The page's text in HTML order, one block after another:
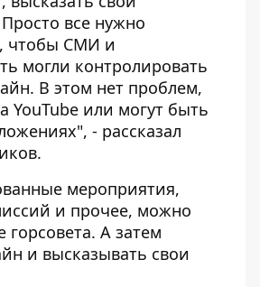
все нужно
чтобы СМИ и
могли контролировать
В этом нет проблем,
YouTube или могут быть
- рассказал
мероприятия,
и прочее, можно
горсовета. А затем
и высказывать свои